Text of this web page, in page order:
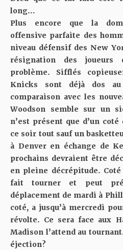
long…
Plus encore que la
offensive parfaite des
niveau défensif des New
résignation des joueurs
problème. Sifflés
Knicks sont déjà dos
comparaison avec les
Woodson semble sur un
n’est présent que d’un
ce soir tout sauf un
à Denver en échange de
prochains devraient être
en pleine décrépitude.
fait tourner et peut
déplacement de mardi à
coté, a jusqu’à mercredi
révolte. Ce sera face aux
Madison l’attend au
éjection?